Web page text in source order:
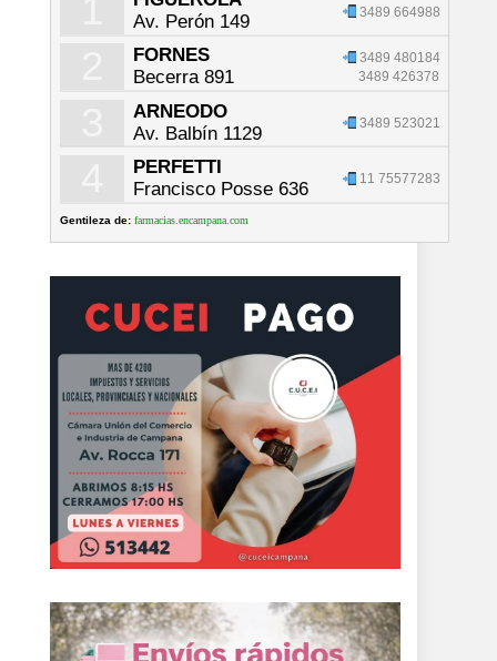
Av. Perón 149
3489 664988
FORNES
Becerra 891
3489 480184
3489 426378
ARNEODO
Av. Balbín 1129
3489 523021
PERFETTI
Francisco Posse 636
11 75577283
Gentileza de: farmacias.encampana.com